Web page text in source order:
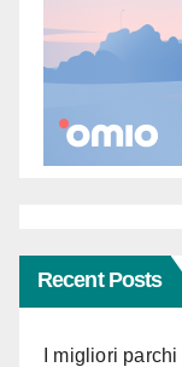
Recent Posts
I migliori